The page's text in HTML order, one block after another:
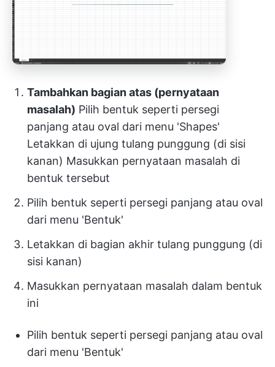
Tambahkan bagian atas (pernyataan
masalah) Pilih bentuk seperti persegi
panjang atau oval dari menu 'Shapes'
Letakkan di ujung tulang punggung (di sisi
kanan) Masukkan pernyataan masalah di
bentuk tersebut
Pilih bentuk seperti persegi panjang atau oval
dari menu 'Bentuk'
Letakkan di bagian akhir tulang punggung (di
sisi kanan)
Masukkan pernyataan masalah dalam bentuk
ini
Pilih bentuk seperti persegi panjang atau oval
dari menu 'Bentuk'